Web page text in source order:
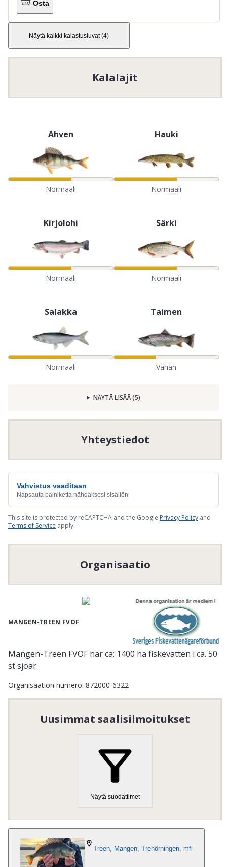
Osta
Näytä kaikki kalastusluvat(4)
Kalalajit
Ahven
Normaali
Hauki
Normaali
Kirjolohi
Normaali
Särki
Normaali
Salakka
Normaali
Taimen
Vähän
NÄYTÄ LISÄÄ(5)
Yhteystiedot
Vahvistus vaaditaan
Napsauta painiketta nähdäksesi sisällön
This site is protected by reCAPTCHA and the Google Privacy Policy and
Terms of Service apply.
Organisaatio
MANGEN-TREEN FVOF
Mangen-Treen FVOF har ca: 1400 ha fiskevatten i ca. 50
st sjöar.
Organisaation numero: 872000-6322
Uusimmat saalisilmoitukset
Näytä suodattimet
Treen, Mangen, Trehörningen, mfl